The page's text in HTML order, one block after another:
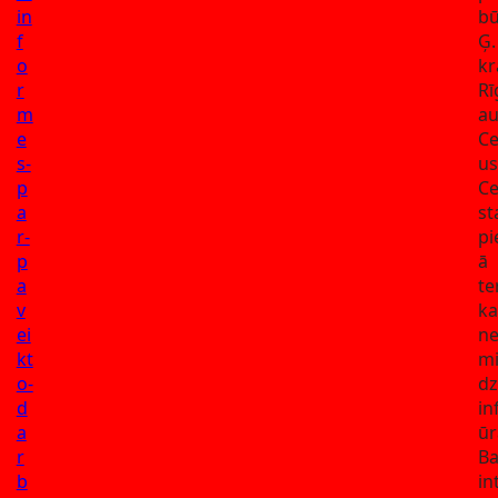
in
f
o
r
m
e
s-
p
a
r-
p
a
v
ei
kt
o-
d
a
r
b
ā
mi